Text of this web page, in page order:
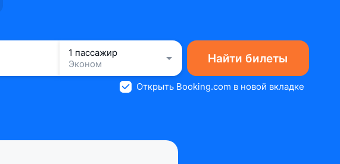
1 пассажир
Эконом
Найти билеты
Открыть Booking.com в новой вкладке